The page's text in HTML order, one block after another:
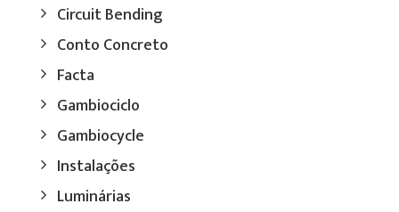
Circuit Bending
Conto Concreto
Facta
Gambiociclo
Gambiocycle
Instalações
Luminárias